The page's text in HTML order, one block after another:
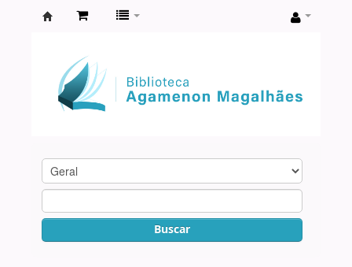
Agamenon
Magalhães
Buscar